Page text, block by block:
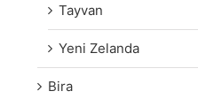
Tayvan
Yeni Zelanda
Bira